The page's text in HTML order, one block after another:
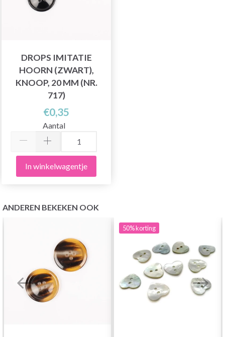
DROPS IMITATIE
HOORN (ZWART),
KNOOP, 20 MM (NR.
717)
€0,35
Aantal
In winkelwagentje
ANDEREN BEKEKEN OOK
50%korting